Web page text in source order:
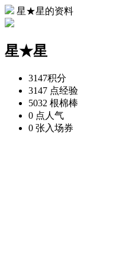
星★星的资料
星★星
3147积分
3147 点经验
5032 根棉棒
0 点 人气
0 张 入场券